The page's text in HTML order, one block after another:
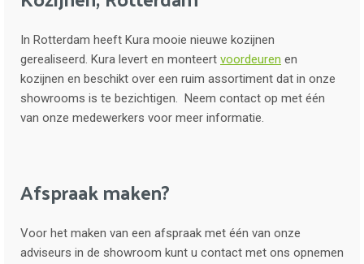
In Rotterdam heeft Kura mooie nieuwe kozijnen
gerealiseerd. Kura levert en monteert voordeuren en
kozijnen en beschikt over een ruim assortiment dat in onze
showrooms is te bezichtigen. Neem contact op met één
van onze medewerkers voor meer informatie.
Afspraak maken?
Voor het maken van een afspraak met één van onze
adviseurs in de showroom kunt u contact met ons opnemen